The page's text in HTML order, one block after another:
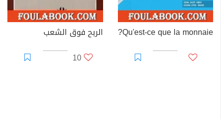
Qu'est-ce que la monnaie?
الربح فوق الشعب
10